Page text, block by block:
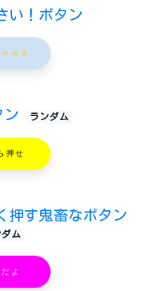
い！ボタン
ｗｗ
ン ランダム
押せ
押す鬼畜なボタン
ム
よ